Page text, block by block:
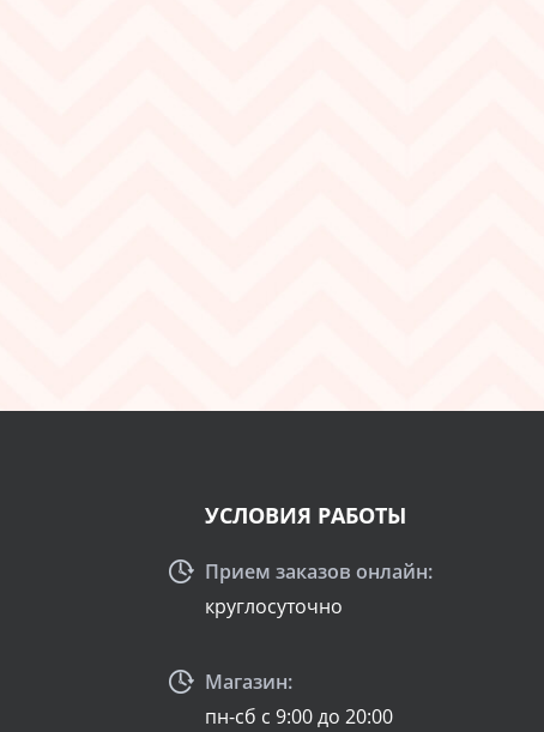
УСЛОВИЯ РАБОТЫ
Прием заказов онлайн:
круглосуточно
Магазин:
пн-сб с 9:00 до 20:00